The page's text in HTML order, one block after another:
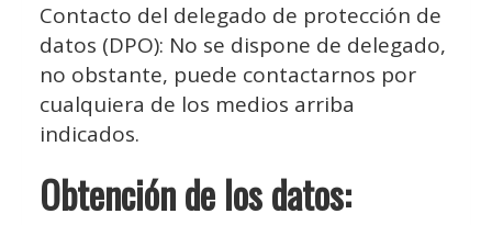
Contacto del delegado de protección de
datos (DPO): No se dispone de delegado,
no obstante, puede contactarnos por
cualquiera de los medios arriba
indicados.
Obtención de los datos: